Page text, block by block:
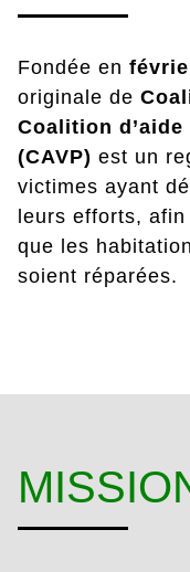
Fondée en
originale de
Coalition
(CAVP) est un
victimes ayant
leurs efforts,
que les
soient réparées.